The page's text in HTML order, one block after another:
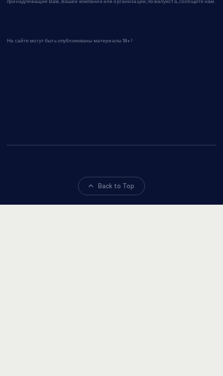
На сайте могут быть опубликованы материалы 18+!
Back to Top